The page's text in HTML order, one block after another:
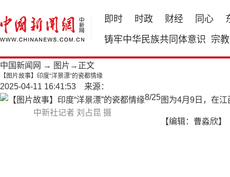
即时 时政 财经 同心
铸牢中华民族共同体意识 宗教
中国新闻网 → 图片 →正文
【图片故事】印度“洋景漂”的瓷都情缘
2025-04-11 16:41:53 来源：
中新社记者 刘占昆 摄
8/25图为4月9日，在
【编辑：曹淼欣】